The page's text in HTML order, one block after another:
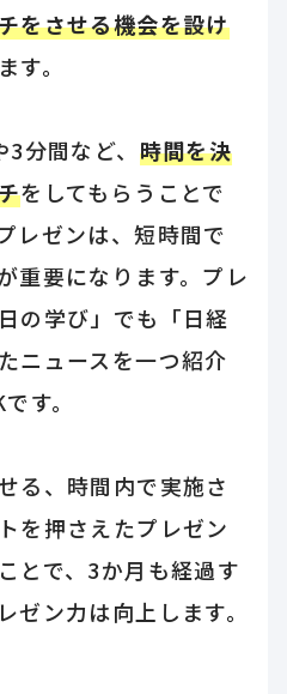
をさせる機会を設け
す。
分間など、 時間を決
をしてもらうことで
レゼンは、短時間で
重要になります。プレ
の学び」でも「日経
ニュースを一つ紹介
す。
る、時間内で実施さ
を押さえたプレゼン
とで、3か月も経過す
ゼン力は向上します。